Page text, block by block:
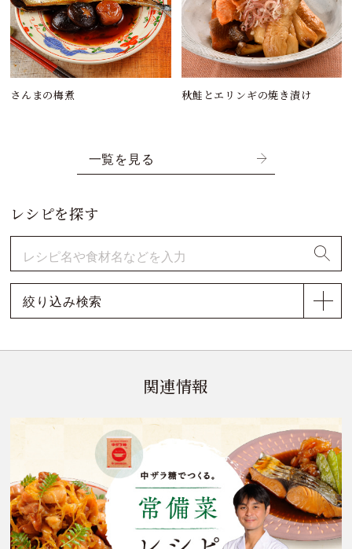
さんまの梅煮 秋鮭とエリンギの焼き漬け
一覧を見る
レシピを探す
絞り込み検索
関連情報